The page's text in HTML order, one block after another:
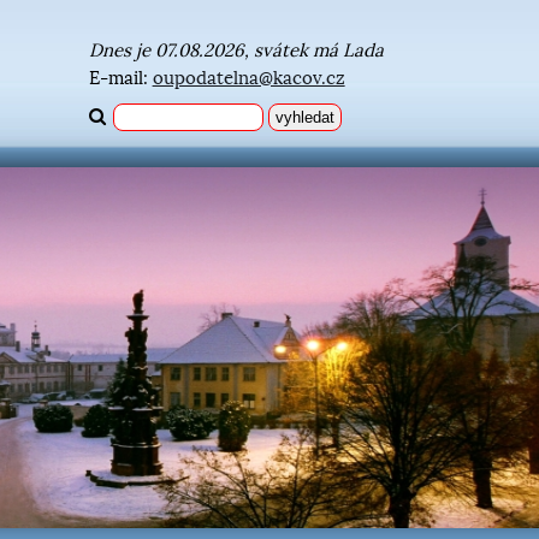
Dnes je 07.08.2026, svátek má Lada
E-mail: oupodatelna@kacov.cz